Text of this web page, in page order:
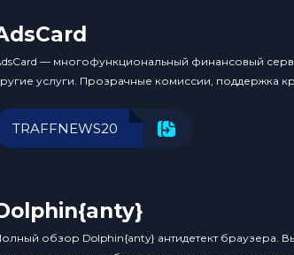
— многофункциональный финансовый
услуги. Прозрачные комиссии, поддержка
TRAFFNEWS20
обзор Dolphin{anty} антидетект браузера.